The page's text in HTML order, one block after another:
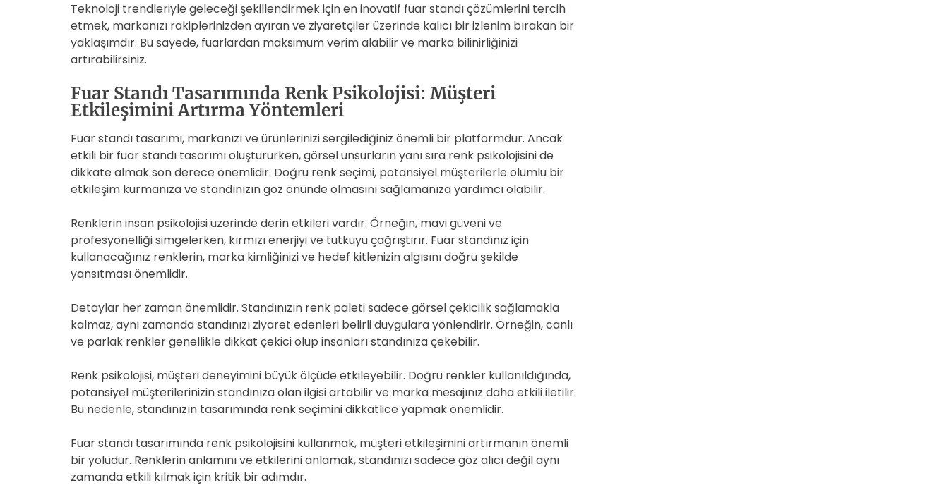
Teknoloji trendleriyle geleceği şekillendirmek için en inovatif fuar standı çözümlerini tercih
etmek, markanızı rakiplerinizden ayıran ve ziyaretçiler üzerinde kalıcı bir izlenim bırakan bir
yaklaşımdır. Bu sayede, fuarlardan maksimum verim alabilir ve marka bilinirliğinizi
artırabilirsiniz.
Fuar Standı Tasarımında Renk Psikolojisi: Müşteri
Etkileşimini Artırma Yöntemleri
Fuar standı tasarımı, markanızı ve ürünlerinizi sergilediğiniz önemli bir platformdur. Ancak
etkili bir fuar standı tasarımı oluştururken, görsel unsurların yanı sıra renk psikolojisini de
dikkate almak son derece önemlidir. Doğru renk seçimi, potansiyel müşterilerle olumlu bir
etkileşim kurmanıza ve standınızın göz önünde olmasını sağlamanıza yardımcı olabilir.
Renklerin insan psikolojisi üzerinde derin etkileri vardır. Örneğin, mavi güveni ve
profesyonelliği simgelerken, kırmızı enerjiyi ve tutkuyu çağrıştırır. Fuar standınız için
kullanacağınız renklerin, marka kimliğinizi ve hedef kitlenizin algısını doğru şekilde
yansıtması önemlidir.
Detaylar her zaman önemlidir. Standınızın renk paleti sadece görsel çekicilik sağlamakla
kalmaz, aynı zamanda standınızı ziyaret edenleri belirli duygulara yönlendirir. Örneğin, canlı
ve parlak renkler genellikle dikkat çekici olup insanları standınıza çekebilir.
Renk psikolojisi, müşteri deneyimini büyük ölçüde etkileyebilir. Doğru renkler kullanıldığında,
potansiyel müşterilerinizin standınıza olan ilgisi artabilir ve marka mesajınız daha etkili iletilir.
Bu nedenle, standınızın tasarımında renk seçimini dikkatlice yapmak önemlidir.
Fuar standı tasarımında renk psikolojisini kullanmak, müşteri etkileşimini artırmanın önemli
bir yoludur. Renklerin anlamını ve etkilerini anlamak, standınızı sadece göz alıcı değil aynı
zamanda etkili kılmak için kritik bir adımdır.